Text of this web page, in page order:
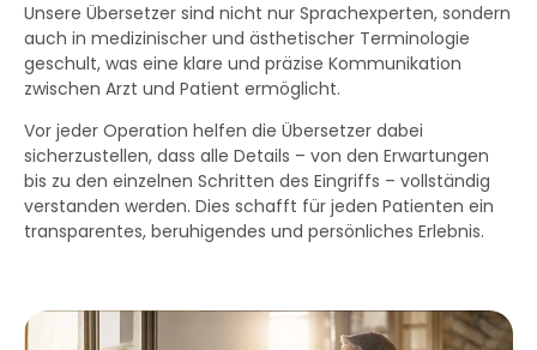
Unsere Übersetzer sind nicht nur Sprachexperten, sondern
auch in medizinischer und ästhetischer Terminologie
geschult, was eine klare und präzise Kommunikation
zwischen Arzt und Patient ermöglicht.
Vor jeder Operation helfen die Übersetzer dabei
sicherzustellen, dass alle Details – von den Erwartungen
bis zu den einzelnen Schritten des Eingriffs – vollständig
verstanden werden. Dies schafft für jeden Patienten ein
transparentes, beruhigendes und persönliches Erlebnis.